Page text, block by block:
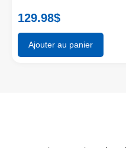
129.98$
Ajouter au panier